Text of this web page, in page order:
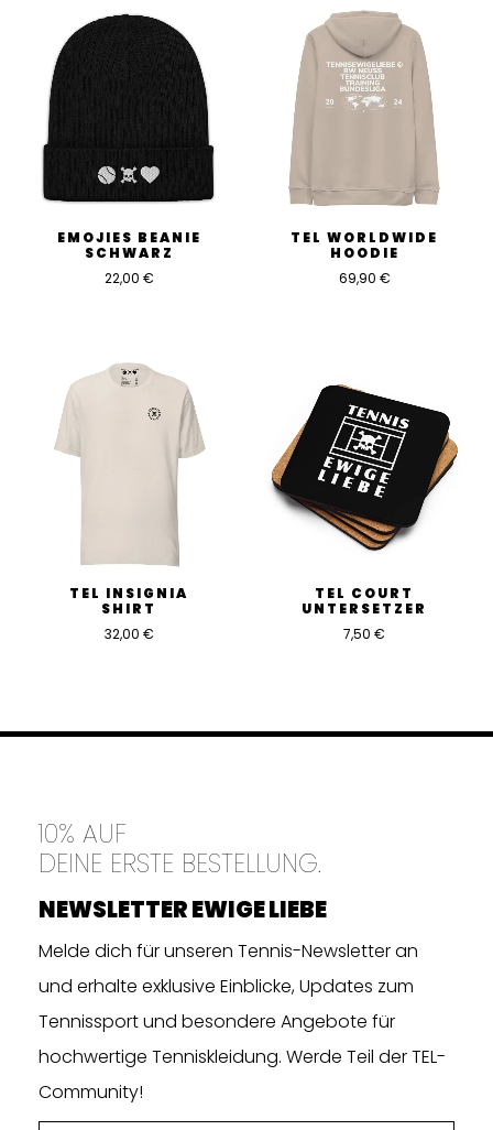
So stelle ich mir eine Umarmung mit
Clinton und Mari nach 2h auf dem
CenterCourt vor… alles
zusammengefasst in einem Oberteil.
Super Qualität des Sweaters, geiler Stick
des Logos, perfekte Passform.
Sommersaison kann kommen!
Füge deine Bewertung hinzu
Du musst angemeldet
sein, um eine Bewertung
abgeben zu können.
EMOJIES BEANIE
SCHWARZ
22,00 €
TEL WORLDWIDE
HOODIE
69,90 €
TEL INSIGNIA
SHIRT
32,00 €
TEL COURT
UNTERSETZER
7,50 €
10% AUF
DEINE ERSTE BESTELLUNG.
NEWSLETTER EWIGE LIEBE
Melde dich für unseren Tennis-Newsletter an
und erhalte exklusive Einblicke, Updates zum
Tennissport und besondere Angebote für
hochwertige Tenniskleidung. Werde Teil der TEL-
Community!